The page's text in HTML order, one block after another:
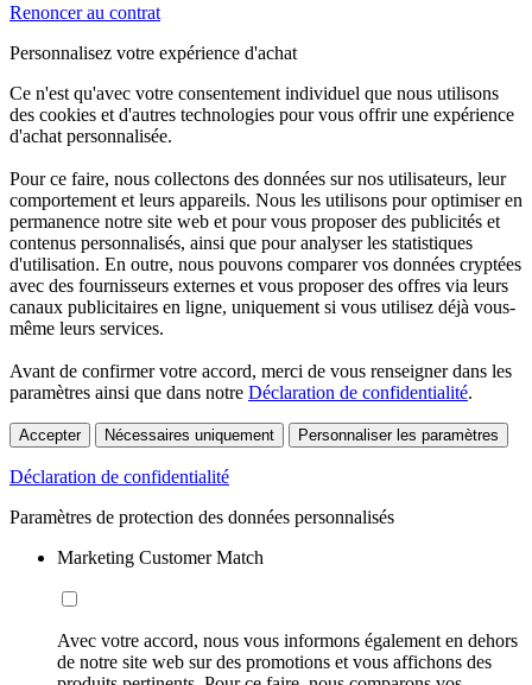
Renoncer au contrat
Personnalisez votre expérience d'achat
Ce n'est qu'avec votre consentement individuel que nous utilisons
des cookies et d'autres technologies pour vous offrir une expérience
d'achat personnalisée.
Pour ce faire, nous collectons des données sur nos utilisateurs, leur
comportement et leurs appareils. Nous les utilisons pour optimiser en
permanence notre site web et pour vous proposer des publicités et
contenus personnalisés, ainsi que pour analyser les statistiques
d'utilisation. En outre, nous pouvons comparer vos données cryptées
avec des fournisseurs externes et vous proposer des offres via leurs
canaux publicitaires en ligne, uniquement si vous utilisez déjà vous-
même leurs services.
Avant de confirmer votre accord, merci de vous renseigner dans les
paramètres ainsi que dans notre Déclaration de confidentialité.
Accepter Nécessaires uniquement Personnaliser les paramètres
Déclaration de confidentialité
Paramètres de protection des données personnalisés
Marketing Customer Match
Avec votre accord, nous vous informons également en dehors
de notre site web sur des promotions et vous affichons des